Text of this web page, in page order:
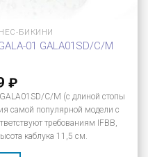
БИКИНИ
01 GALA01SD/C/M
₽
C/M (с длиной стопы
самой популярной модели с
требованиям IFBB,
каблука 11,5 см.